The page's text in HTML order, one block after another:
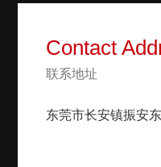
Contact
联系地址
东莞市长安镇振安